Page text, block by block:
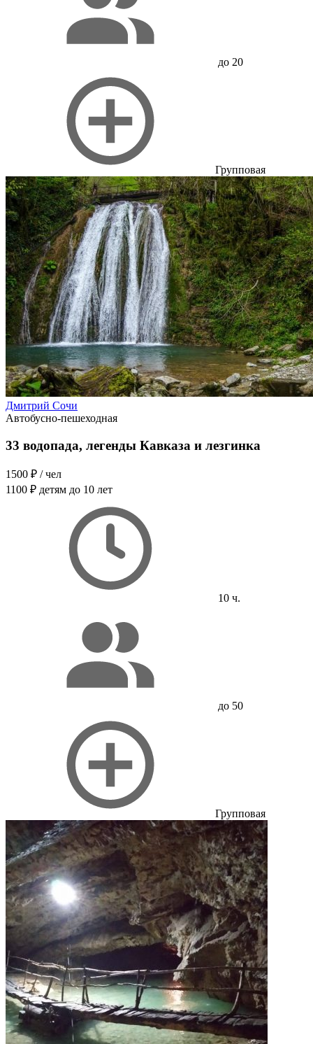
до 20
Групповая
Дмитрий Сочи
Автобусно-пешеходная
33 водопада, легенды Кавказа и лезгинка
1500 ₽ / чел
1100 ₽ детям до 10 лет
10 ч.
до 50
Групповая